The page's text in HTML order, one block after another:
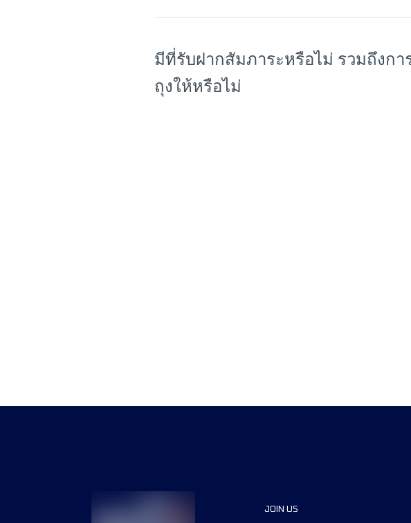
มีที่รับฝากสัมภาระหรือไม่ รวมถึงการฝากสัมภาระเพื่อนำไปใช้ในเส้นทาง มีหรือไม่ จะมี
ถุงให้หรือไม่
JOIN US